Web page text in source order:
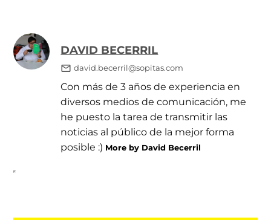
DAVID BECERRIL
david.becerril@sopitas.com
Con más de 3 años de experiencia en
diversos medios de comunicación, me
he puesto la tarea de transmitir las
noticias al público de la mejor forma
posible :) More by David Becerril